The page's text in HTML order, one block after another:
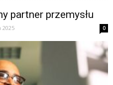
partner przemysłu
2025 0